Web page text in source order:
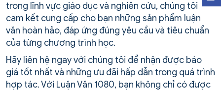
trong lĩnh vực giáo dục và nghiên cứu, chúng tôi
cam kết cung cấp cho bạn những sản phẩm luận
văn hoàn hảo, đáp ứng đúng yêu cầu và tiêu chuẩn
của từng chương trình học.
Hãy liên hệ ngay với chúng tôi để nhận được báo
giá tốt nhất và những ưu đãi hấp dẫn trong quá trình
hợp tác. Với Luận Văn 1080, bạn không chỉ có được